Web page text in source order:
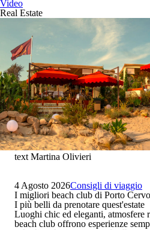
Video
Real Estate
text Martina Olivieri
4 Agosto 2026Consigli di viaggio
I migliori beach club di Porto
I più belli da prenotare quest'estate
Luoghi chic ed eleganti, atmosfere
beach club offrono esperienze